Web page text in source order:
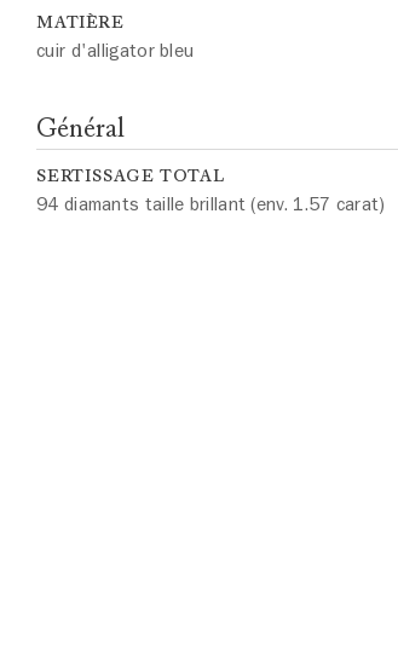
MATIÈRE
cuir d'alligator bleu
Général
SERTISSAGE TOTAL
94 diamants taille brillant (env. 1.57 carat)